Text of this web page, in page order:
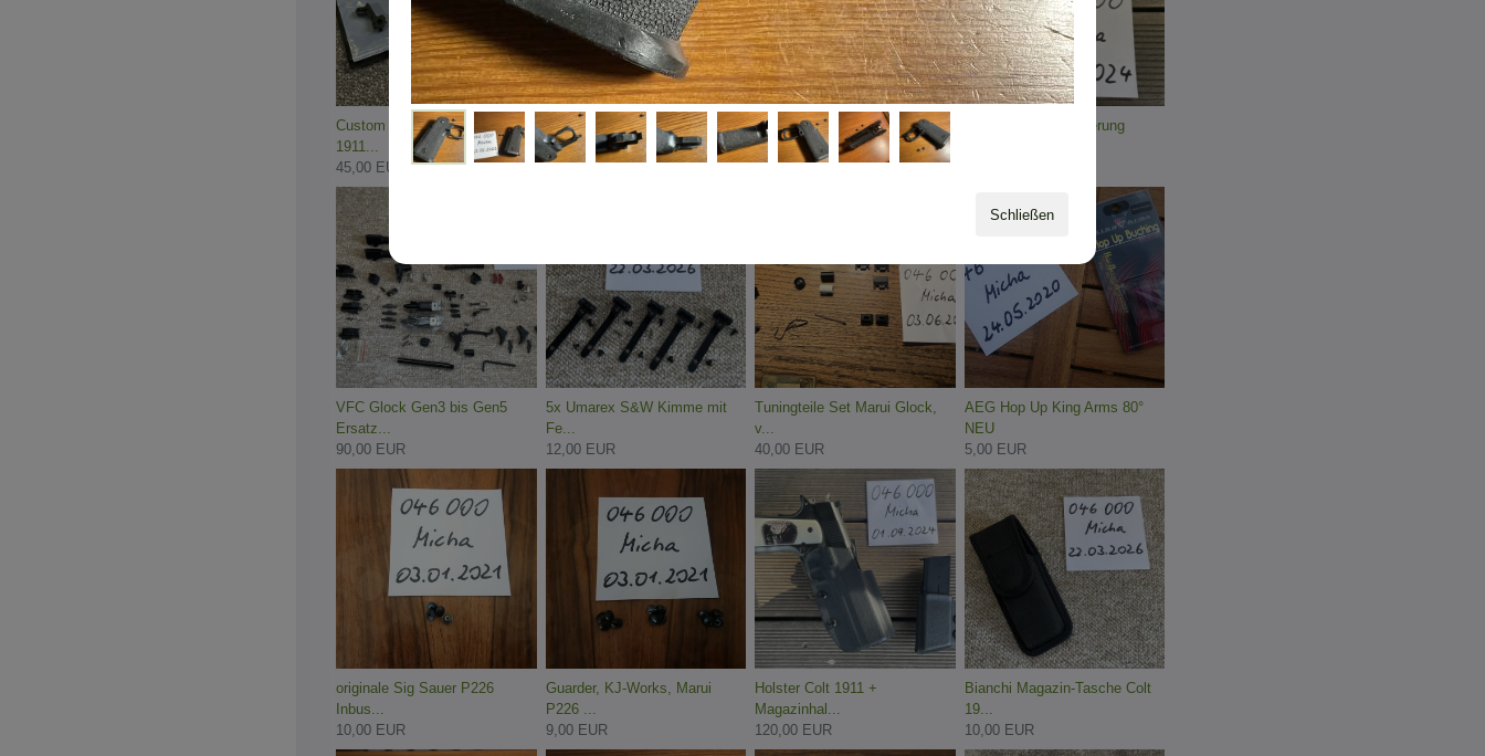
Schließen
Custom Steel Hammer Marui
1911...
45,00 EUR
RED Dot Zielgerät mit 2
Mounts...
55,00 EUR
Custom Real Steel Safety IMI
(...
35,00 EUR
ALC Edelstahl Sicherung
VFC Glock Gen3 bis Gen5
Ersatz...
90,00 EUR
5x Umarex S&W Kimme mit
Fe...
12,00 EUR
Tuningteile Set Marui Glock,
v...
40,00 EUR
AEG Hop Up King Arms 80°
NEU
5,00 EUR
originale Sig Sauer P226
Inbus...
10,00 EUR
Guarder, KJ-Works, Marui
P226 ...
9,00 EUR
Holster Colt 1911 +
Magazinhal...
120,00 EUR
Bianchi Magazin-Tasche Colt
19...
10,00 EUR